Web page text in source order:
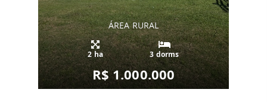
ÁREA RURAL
2 ha 3 dorms
R$ 1.000.000